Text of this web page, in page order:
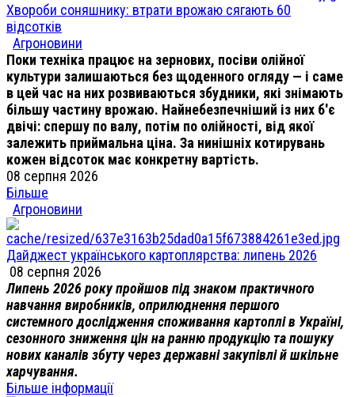
Хвороби соняшнику: втрати врожаю сягають 60
відсотків
Агроновини
Поки техніка працює на зернових, посіви олійної
культури залишаються без щоденного огляду — і саме
в цей час на них розвиваються збудники, які знімають
більшу частину врожаю. Найнебезпечніший із них б'є
двічі: спершу по валу, потім по олійності, від якої
залежить приймальна ціна. За нинішніх котирувань
кожен відсоток має конкретну вартість.
08 серпня 2026
Більше
Агроновини
Дайджест українського картоплярства: липень 2026
08 серпня 2026
Липень 2026 року пройшов під знаком практичного
навчання виробників, оприлюднення першого
системного дослідження споживання картоплі в Україні,
сезонного зниження цін на ранню продукцію та пошуку
нових каналів збуту через державні закупівлі й шкільне
харчування.
Більше інформації